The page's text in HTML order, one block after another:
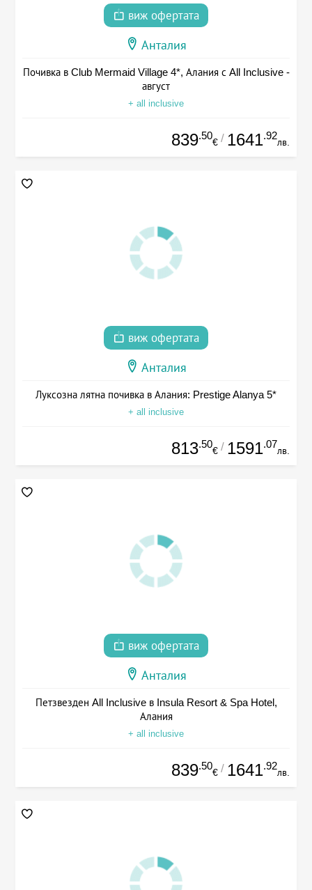
виж офертата
Анталия
Почивка в Club Mermaid Village 4*, Алания с All Inclusive -
август
+ all inclusive
839.50
€ / 1641.92
лв.
виж офертата
Анталия
Луксозна лятна почивка в Алания: Prestige Alanya 5*
+ all inclusive
813.50
€ / 1591.07
лв.
виж офертата
Анталия
Петзвезден All Inclusive в Insula Resort & Spa Hotel,
Алания
+ all inclusive
839.50
€ / 1641.92
лв.